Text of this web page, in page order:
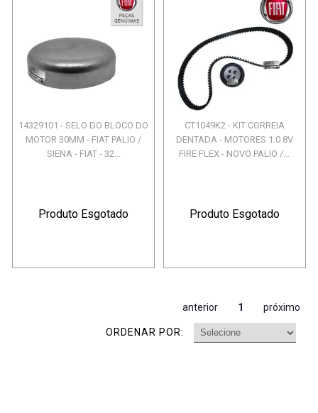
14329101 - SELO DO BLOCO DO
MOTOR 30MM - FIAT PALIO /
SIENA - FIAT - 32...
Produto Esgotado
CT1049K2 - KIT CORREIA
DENTADA - MOTORES 1.0 8V
FIRE FLEX - NOVO PALIO /...
Produto Esgotado
anterior 1 próximo
ORDENAR POR: